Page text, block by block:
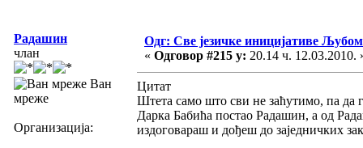
Радашин
члан
Ван
мреже
Организација:
Одг: Све језичке иницијативе
« Одговор #215 у: 20.14 ч. 12.03.2010.
Цитат
Штета само што сви не заћутимо, па да
Дарка Бабића постао Радашин, а од
издоговараш и дођеш до заједничких